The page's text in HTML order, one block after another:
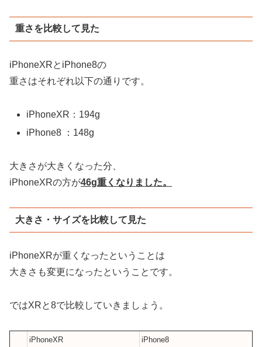
重さを比較して見た
iPhoneXRとiPhone8の
重さはそれぞれ以下の通りです。
iPhoneXR：194g
iPhone8 ：148g
大きさが大きくなった分、
iPhoneXRの方が46g重くなりました。
大きさ・サイズを比較して見た
iPhoneXRが重くなったということは
大きさも変更になったということです。
ではXRと8で比較していきましょう。
iPhoneXR iPhone8